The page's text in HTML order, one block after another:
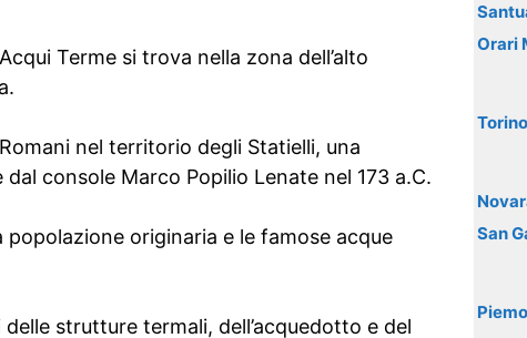
Terme si trova nella zona dell’alto
nel territorio degli Statielli, una
console Marco Popilio Lenate nel 173 a.C.
originaria e le famose acque
strutture termali, dell’acquedotto e del
Orari
San